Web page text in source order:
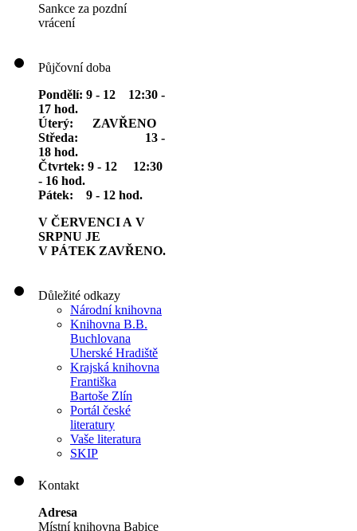
Sankce za pozdní
vrácení
Půjčovní doba
Pondělí: 9 - 12 12:30 -
17 hod.
Úterý: ZAVŘENO
Středa: 13 -
18 hod.
Čtvrtek: 9 - 12 12:30
- 16 hod.
Pátek: 9 - 12 hod.
V ČERVENCI A V
SRPNU JE
V PÁTEK ZAVŘENO.
Důležité odkazy
Národní knihovna
Knihovna B.B.
Buchlovana
Uherské Hradiště
Krajská knihovna
Františka
Bartoše Zlín
Portál české
literatury
Vaše literatura
SKIP
Kontakt
Adresa
Místní knihovna Babice